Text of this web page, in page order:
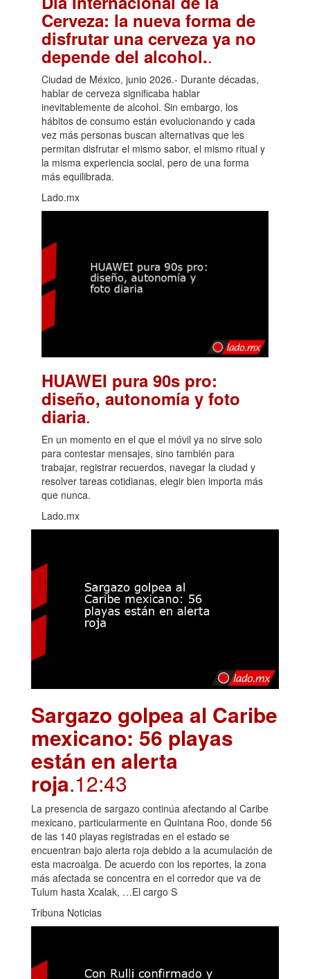
Cerveza: la nueva forma de
disfrutar una cerveza ya no
depende del alcohol..
Ciudad de México, junio 2026.- Durante décadas,
hablar de cerveza significaba hablar
inevitablemente de alcohol. Sin embargo, los
hábitos de consumo están evolucionando y cada
vez más personas buscan alternativas que les
permitan disfrutar el mismo sabor, el mismo ritual y
la misma experiencia social, pero de una forma
más equilibrada.
Lado.mx
HUAWEI pura 90s pro:
diseño, autonomía y foto
diaria.
En un momento en el que el móvil ya no sirve solo
para contestar mensajes, sino también para
trabajar, registrar recuerdos, navegar la ciudad y
resolver tareas cotidianas, elegir bien importa más
que nunca.
Lado.mx
Sargazo golpea al Caribe
mexicano: 56 playas
están en alerta
roja.12:43
La presencia de sargazo continúa afectando al Caribe
mexicano, particularmente en Quintana Roo, donde 56
de las 140 playas registradas en el estado se
encuentran bajo alerta roja debido a la acumulación de
esta macroalga. De acuerdo con los reportes, la zona
más afectada se concentra en el corredor que va de
Tulum hasta Xcalak, …El cargo S
Tribuna Noticias